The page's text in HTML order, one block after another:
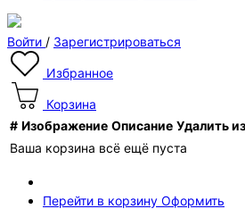
Войти / Зарегистрироваться
Избранное
Корзина
# Изображение Описание Удалить
Ваша корзина всё ещё пуста
Перейти в корзину Оформить